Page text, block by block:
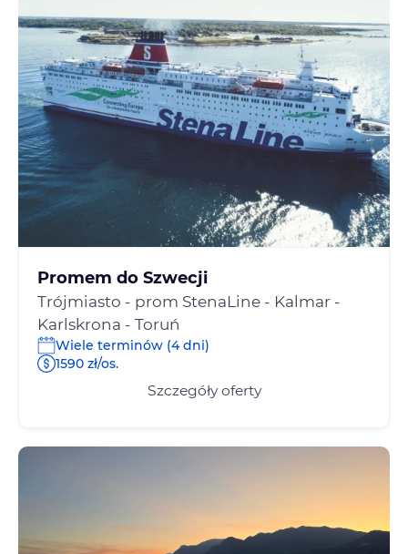
Promem do Szwecji
Trójmiasto - prom StenaLine - Kalmar -
Karlskrona - Toruń
Wiele terminów (4 dni)
1590 zł/os.
Szczegóły oferty